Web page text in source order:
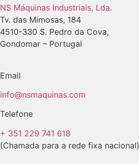
NS Máquinas Industriais, Lda.
Tv. das Mimosas, 184
4510-330 S. Pedro da Cova,
Gondomar – Portugal
Email
info@nsmaquinas.com
Telefone
+ 351 229 741 618
(Chamada para a rede fixa nacional)